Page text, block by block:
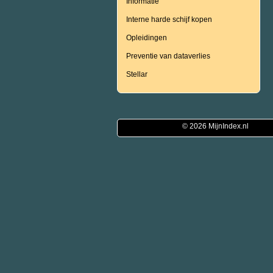
Interne harde schijf kopen
Opleidingen
Preventie van dataverlies
Stellar
© 2026 MijnIndex.nl